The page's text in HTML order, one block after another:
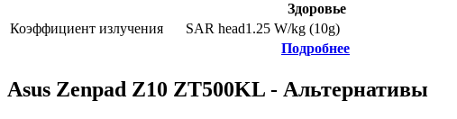
Здоровье
Коэффициент излучения
SAR head1.25 W/kg (10g)
Подробнее
Asus Zenpad Z10 ZT500KL - Альтернативы